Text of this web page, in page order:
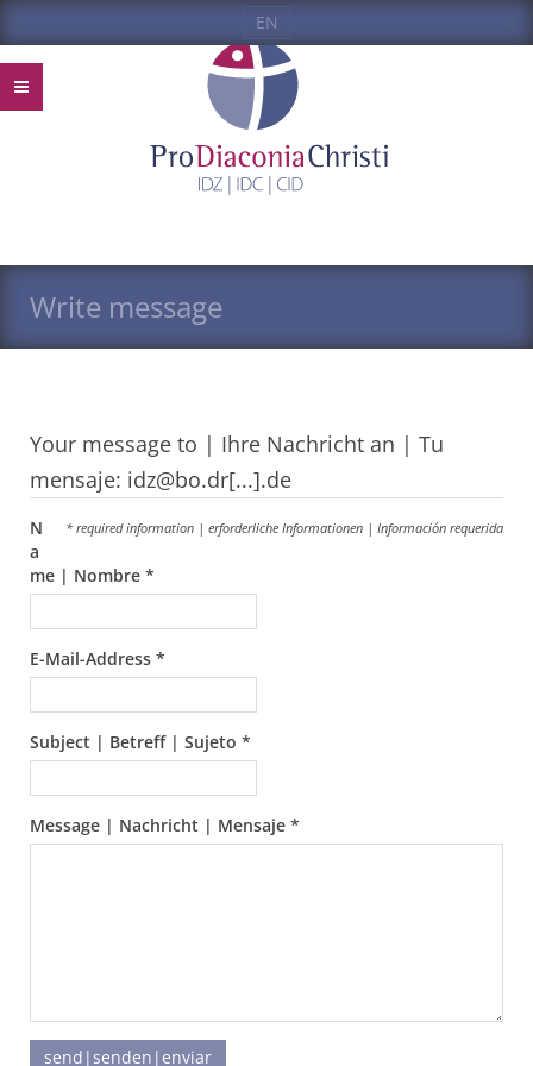
EN
Write message
Your message to | Ihre Nachricht an | Tu
mensaje: idz@bo.dr[...].de
* required information | erforderliche Informationen | Información requerida
N
a
me | Nombre *
E-Mail-Address *
Subject | Betreff | Sujeto *
Message | Nachricht | Mensaje *
send|senden|enviar